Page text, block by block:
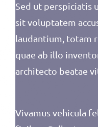
Sed ut perspiciatis
sit voluptatem
laudantium, totam
quae ab illo
architecto beatae
Vivamus vehicula